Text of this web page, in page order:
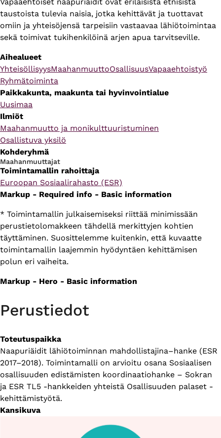
taustoista tulevia naisia, jotka kehittävät ja tuottavat
omiin ja yhteisöjensä tarpeisiin vastaavaa lähiötoimintaa
sekä toimivat tukihenkilöinä arjen apua tarvitseville.
Aihealueet
YhteisöllisyysMaahanmuuttoOsallisuusVapaaehtoistyö
Ryhmätoiminta
Paikkakunta, maakunta tai hyvinvointialue
Uusimaa
Ilmiöt
Maahanmuutto ja monikulttuuristuminen
Osallistuva yksilö
Kohderyhmä
Maahanmuuttajat
Toimintamallin rahoittaja
Euroopan Sosiaalirahasto (ESR)
Markup - Required info - Basic information
* Toimintamallin julkaisemiseksi riittää minimissään
perustietolomakkeen tähdellä merkittyjen kohtien
täyttäminen. Suosittelemme kuitenkin, että kuvaatte
toimintamallin laajemmin hyödyntäen kehittämisen
polun eri vaiheita.
Markup - Hero - Basic information
Perustiedot
Toteutuspaikka
Naapuriäidit lähiötoiminnan mahdollistajina–hanke (ESR
2017–2018). Toimintamalli on arvioitu osana Sosiaalisen
osallisuuden edistämisten koordinaatiohanke – Sokran
ja ESR TL5 -hankkeiden yhteistä Osallisuuden palaset -
kehittämistyötä.
Kansikuva